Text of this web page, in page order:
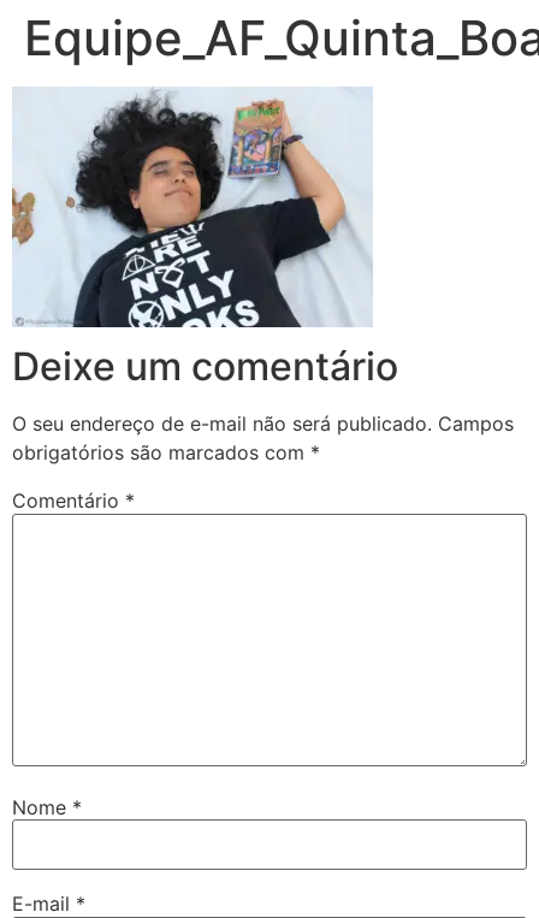
Deixe um comentário
O seu endereço de e-mail não será publicado. Campos
obrigatórios são marcados com *
Comentário *
Nome *
E-mail *